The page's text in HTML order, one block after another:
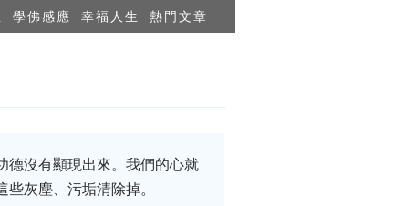
學佛感應 幸福人生 熱門文章
德沒有顯現出來。我們的心就
灰塵、污垢清除掉。